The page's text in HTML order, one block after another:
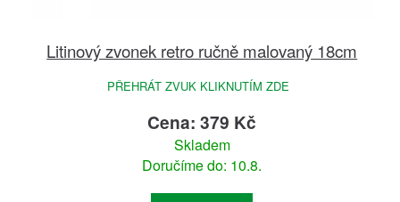
Litinový zvonek retro ručně malovaný 18cm
PŘEHRÁT ZVUK KLIKNUTÍM ZDE
Cena: 379 Kč
Skladem
Doručíme do: 10.8.